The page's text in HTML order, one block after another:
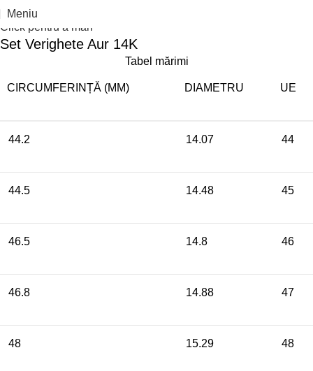
Meniu
Click pentru a mari
Set Verighete Aur 14K
Tabel mărimi
CIRCUMFERINȚĂ (MM) DIAMETRU UE
44.2 14.07 44
44.5 14.48 45
46.5 14.8 46
46.8 14.88 47
48 15.29 48